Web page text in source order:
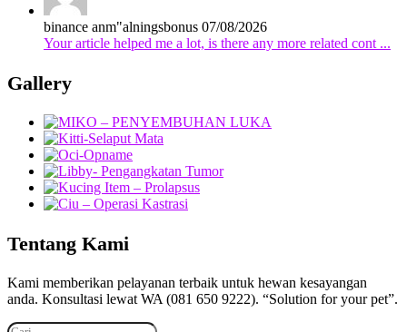
binance anm"alningsbonus 07/08/2026
Your article helped me a lot, is there any more related cont ...
Gallery
Tentang Kami
Kami memberikan pelayanan terbaik untuk hewan kesayangan
anda. Konsultasi lewat WA (081 650 9222). “Solution for your pet”.